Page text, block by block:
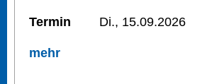
Termin Di., 15.09.2026
mehr